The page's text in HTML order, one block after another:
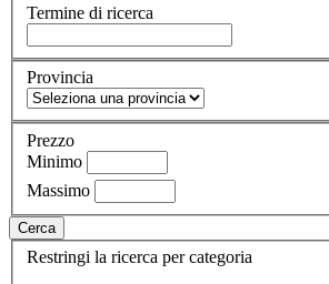
Termine di ricerca
Provincia
Prezzo
Minimo
Massimo
Cerca
Restringi la ricerca per categoria